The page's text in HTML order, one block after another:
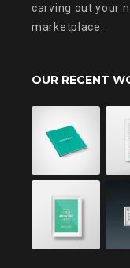
carving out your
marketplace.
OUR RECENT